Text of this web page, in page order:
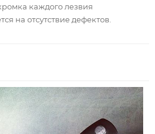
каждого лезвия
на отсутствие дефектов.